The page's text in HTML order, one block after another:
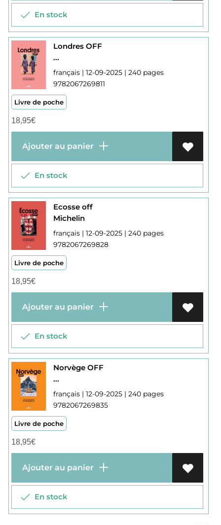
En stock
Londres OFF
...
français | 12-09-2025 | 240 pages
9782067269811
Livre de poche
18,95€
Ajouter au panier
En stock
Ecosse off
Michelin
français | 12-09-2025 | 240 pages
9782067269828
Livre de poche
18,95€
Ajouter au panier
En stock
Norvège OFF
...
français | 12-09-2025 | 240 pages
9782067269835
Livre de poche
18,95€
Ajouter au panier
En stock